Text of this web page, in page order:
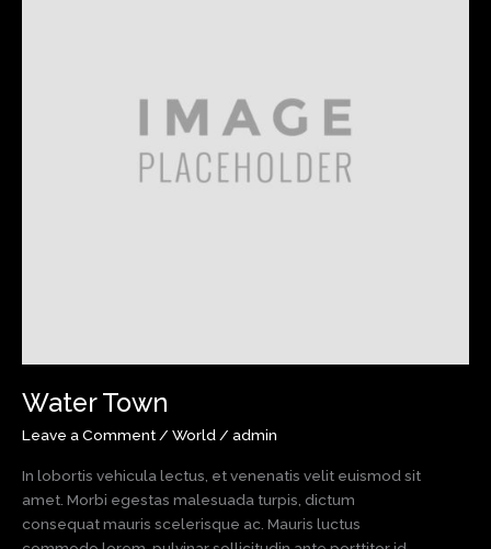
Water Town
Leave a Comment / World / admin
In lobortis vehicula lectus, et venenatis velit euismod sit
amet. Morbi egestas malesuada turpis, dictum
consequat mauris scelerisque ac. Mauris luctus